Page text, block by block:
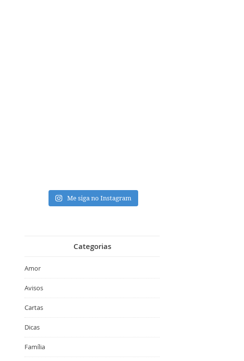
Me siga no Instagram
Categorias
Amor
Avisos
Cartas
Dicas
Família